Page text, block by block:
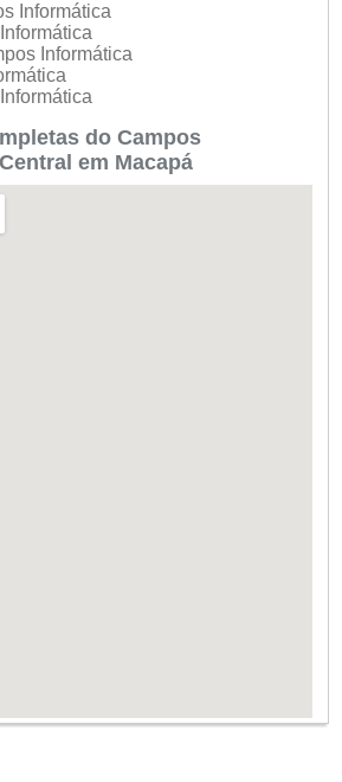
Informática
Informática
do Campos
em Macapá